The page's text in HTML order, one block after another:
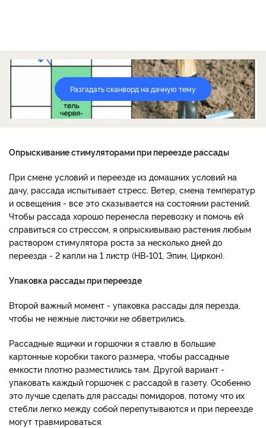
Разгадать сканворд на дачную тему
Опрыскивание стимуляторами при переезде рассады
При смене условий и переезде из домашних условий на
дачу, рассада испытывает стресс. Ветер, смена температур
и освещения - все это сказывается на состоянии растений.
Чтобы рассада хорошо перенесла перевозку и помочь ей
справиться со стрессом, я опрыскивываю растения любым
раствором стимулятора роста за несколько дней до
переезда - 2 капли на 1 листр (НВ-101, Эпин, Циркон).
Упаковка рассады при переезде
Второй важный момент - упаковка рассады для перезда,
чтобы не нежные листочки не обветрились.
Рассадные ящички и горшочки я ставлю в большие
картонные коробки такого размера, чтобы рассадные
емкости плотно разместились там. Другой вариант -
упаковать каждый горшочек с рассадой в газету. Особенно
это лучше сделать для рассады помидоров, потому что их
стебли легко между собой перепутываются и при переезде
могут травмироваться.